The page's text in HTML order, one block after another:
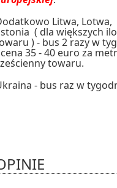
Litwa, Lotwa,
( dla większych
) - bus 2 razy w
35 - 40 euro za metr
towaru.
- bus raz w